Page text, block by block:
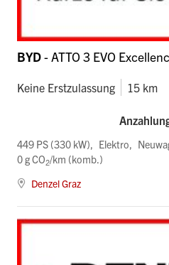
BYD- ATTO 3 EVO
Keine Erstzulassung 15 km
449 PS (330 kW) Elektro
0 g CO2/km (komb.)
Denzel Graz